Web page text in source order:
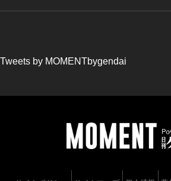
Tweets by MOMENTbygendai